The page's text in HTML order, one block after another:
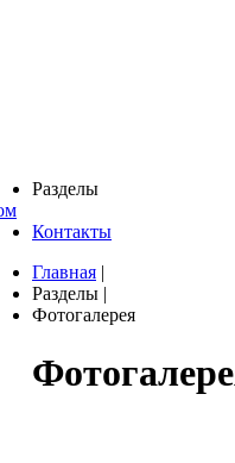
Разделы
Контакты
Главная |
Разделы |
Фотогалерея